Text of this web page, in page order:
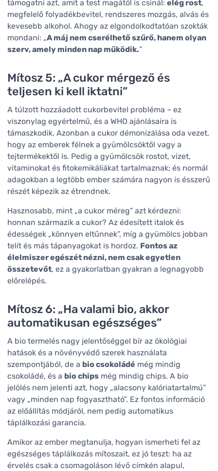
támogatni azt, amit a test magától is csinál: elég rost,
megfelelő folyadékbevitel, rendszeres mozgás, alvás és
kevesebb alkohol. Ahogy az elgondolkodtatóan szokták
mondani: „A máj nem cserélhető szűrő, hanem olyan
szerv, amely minden nap működik.”
Mítosz 5: „A cukor mérgező és
teljesen ki kell iktatni”
A túlzott hozzáadott cukorbevitel probléma – ez
viszonylag egyértelmű, és a WHO ajánlásaira is
támaszkodik. Azonban a cukor démonizálása oda vezet,
hogy az emberek félnek a gyümölcsöktől vagy a
tejtermékektől is. Pedig a gyümölcsök rostot, vizet,
vitaminokat és fitokemikáliákat tartalmaznak; és normál
adagokban a legtöbb ember számára nagyon is ésszerű
részét képezik az étrendnek.
Hasznosabb, mint „a cukor méreg” azt kérdezni:
honnan származik a cukor? Az édesített italok és
édességek „könnyen eltűnnek”, míg a gyümölcs jobban
telít és más tápanyagokat is hordoz. Fontos az
élelmiszer egészét nézni, nem csak egyetlen
összetevőt, ez a gyakorlatban gyakran a legnagyobb
előrelépés.
Mítosz 6: „Ha valami bio, akkor
automatikusan egészséges”
A bio termelés nagy jelentőséggel bír az ökológiai
hatások és a növényvédő szerek használata
szempontjából, de a bio csokoládé még mindig
csokoládé, és a bio chips még mindig chips. A bio
jelölés nem jelenti azt, hogy „alacsony kalóriatartalmú”
vagy „minden nap fogyasztható”. Ez fontos információ
az előállítás módjáról, nem pedig automatikus
táplálkozási garancia.
Amikor az ember megtanulja, hogyan ismerheti fel az
egészséges táplálkozás mítoszait, ez jó teszt: ha az
érvelés csak a csomagoláson lévő címkén alapul,